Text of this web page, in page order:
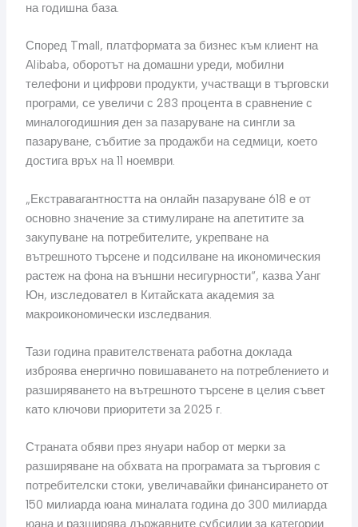
на годишна база.
Според Tmall, платформата за бизнес към клиент на
Alibaba, оборотът на домашни уреди, мобилни
телефони и цифрови продукти, участващи в търговски
програми, се увеличи с 283 процента в сравнение с
миналогодишния ден за пазаруване на сингли за
пазаруване, събитие за продажби на седмици, което
достига връх на 11 ноември.
„Екстравагантността на онлайн пазаруване 618 е от
основно значение за стимулиране на апетитите за
закупуване на потребителите, укрепване на
вътрешното търсене и подсилване на икономическия
растеж на фона на външни несигурности“, казва Уанг
Юн, изследовател в Китайската академия за
макроикономически изследвания.
Тази година правителствената работна доклада
изброява енергично повишаването на потреблението и
разширяването на вътрешното търсене в целия съвет
като ключови приоритети за 2025 г.
Страната обяви през януари набор от мерки за
разширяване на обхвата на програмата за търговия с
потребителски стоки, увеличавайки финансирането от
150 милиарда юана миналата година до 300 милиарда
юана и разширява държавните субсидии за категории